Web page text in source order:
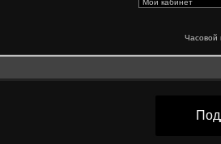
Часовой